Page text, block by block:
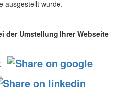
ausgestellt wurde.
der Umstellung Ihrer Webseite